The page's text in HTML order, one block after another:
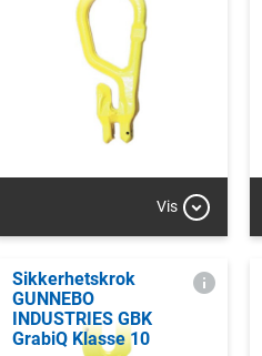
Vis
Sikkerhetskrok
GUNNEBO
INDUSTRIES GBK
GrabiQ Klasse 10